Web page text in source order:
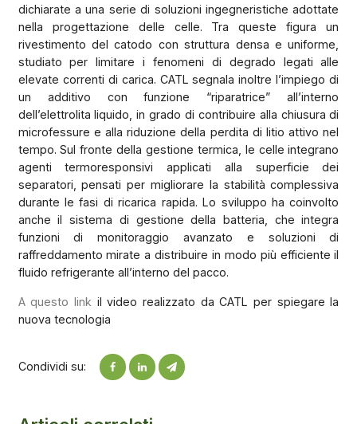
dichiarate a una serie di soluzioni ingegneristiche adottate
nella progettazione delle celle. Tra queste figura un
rivestimento del catodo con struttura densa e uniforme,
studiato per limitare i fenomeni di degrado legati alle
elevate correnti di carica. CATL segnala inoltre l’impiego di
un additivo con funzione “riparatrice” all’interno
dell’elettrolita liquido, in grado di contribuire alla chiusura di
microfessure e alla riduzione della perdita di litio attivo nel
tempo. Sul fronte della gestione termica, le celle integrano
agenti termoresponsivi applicati alla superficie dei
separatori, pensati per migliorare la stabilità complessiva
durante le fasi di ricarica rapida. Lo sviluppo ha coinvolto
anche il sistema di gestione della batteria, che integra
funzioni di monitoraggio avanzato e soluzioni di
raffreddamento mirate a distribuire in modo più efficiente il
fluido refrigerante all’interno del pacco.
A questo link il video realizzato da CATL per spiegare la
nuova tecnologia
Condividi su: